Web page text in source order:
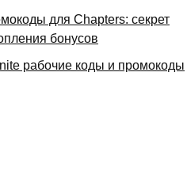
для Chapters: секрет
бонусов
рабочие коды и промокоды